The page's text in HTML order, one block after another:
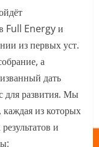
Full Energy и
из первых уст.
а
дать
для развития. Мы
каждая из которых
и